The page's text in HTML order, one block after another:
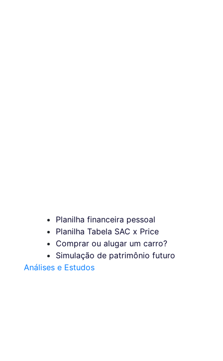
Planilha financeira pessoal
Planilha Tabela SAC x Price
Comprar ou alugar um carro?
Simulação de patrimônio futuro
Análises e Estudos